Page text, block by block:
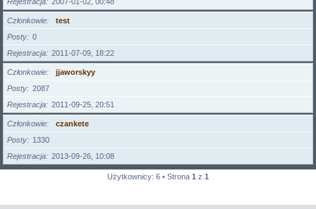
Członkowie
test
Posty
0
Rejestracja
2011-07-09, 18:22
Członkowie
jjaworskyy
Posty
2087
Rejestracja
2011-09-25, 20:51
Członkowie
czankete
Posty
1330
Rejestracja
2013-09-26, 10:08
Użytkownicy: 6 • Strona 1 z 1